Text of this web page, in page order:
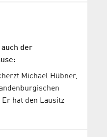
der
Michael Hübner,
Er hat den Lausitz